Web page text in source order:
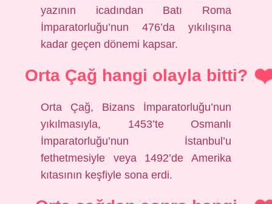
yazının icadından Batı Roma
İmparatorluğu’nun 476’da yıkılışına
kadar geçen dönemi kapsar.
Orta Çağ hangi olayla bitti?
Orta Çağ, Bizans İmparatorluğu’nun
yıkılmasıyla, 1453’te Osmanlı
İmparatorluğu’nun İstanbul’u
fethetmesiyle veya 1492’de Amerika
kıtasının keşfiyle sona erdi.